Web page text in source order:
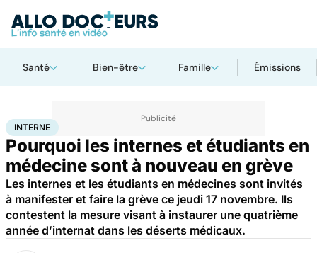
Santé Bien-être Famille Émissions
AccueilSanté
INTERNE
Pourquoi les internes et étudiants en
médecine sont à nouveau en grève
Les internes et les étudiants en médecines sont invités
à manifester et faire la grève ce jeudi 17 novembre. Ils
contestent la mesure visant à instaurer une quatrième
année d’internat dans les déserts médicaux.